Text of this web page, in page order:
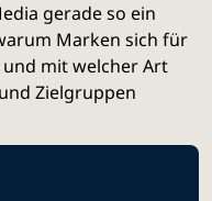
gerade so ein
Marken sich für
mit welcher Art
Zielgruppen